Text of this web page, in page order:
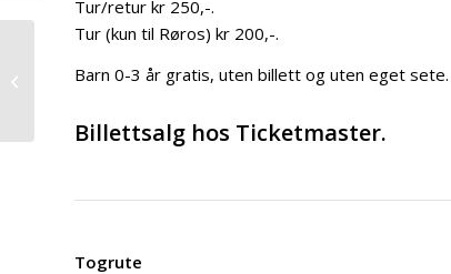
Tur/retur kr 250,-.
Tur (kun til Røros) kr 200,-.
Barn 0-3 år gratis, uten billett og uten eget sete.
Billettsalg hos Ticketmaster.
Togrute
og aktive helg 12.-13.